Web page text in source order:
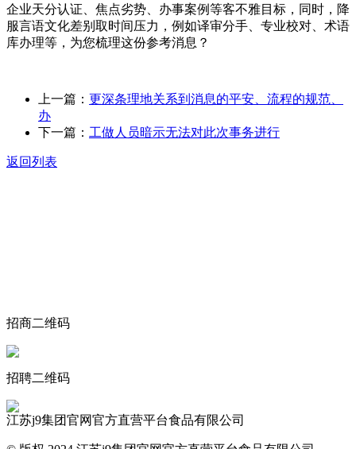
企业天分认证、焦点劣势、办事案例等客不雅目标，同时，降
服言语文化差别取时间压力，例如译审分手、专业校对、术语
库办理等，为您梳理这份参考消息？
上一篇： 更深条理地关系到消息的平安、流程的规范、
办
下一篇： 工做人员暗示无法对此次事务进行
返回列表
招商二维码
招聘二维码
江苏j9集团官网官方直营平台食品有限公司